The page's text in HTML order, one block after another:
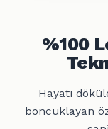
%100
Hayatı
boncuklayan